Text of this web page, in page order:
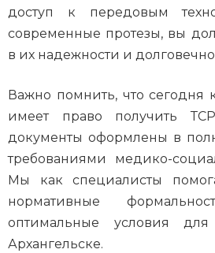
доступ к передовым
современные протезы, вы
в их надежности и
Важно помнить, что
имеет право получить
документы оформлены в
требованиями медико-
Мы как специалисты
нормативные
оптимальные условия
Архангельске.